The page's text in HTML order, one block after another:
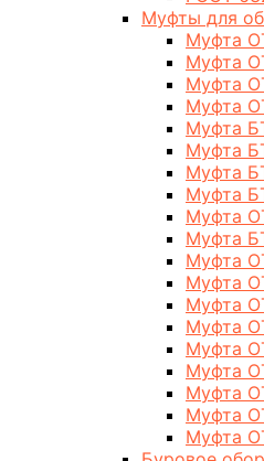
Муфты для
Муфта
Муфта
Муфта
Муфта
Муфта
Муфта
Муфта
Муфта
Муфта
Муфта
Муфта
Муфта
Муфта
Муфта
Муфта
Муфта
Муфта
Муфта
Муфта